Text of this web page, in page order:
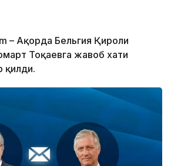
– Ақорда Бельгия Қироли
Тоқаевга жавоб хати
қилди.